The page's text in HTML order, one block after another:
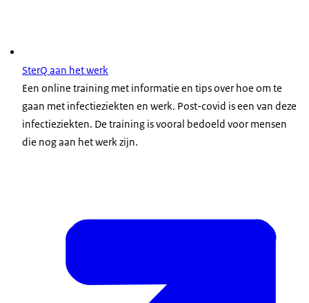
SterQ aan het werk
Een online training met informatie en tips over hoe om te
gaan met infectieziekten en werk. Post-covid is een van deze
infectieziekten. De training is vooral bedoeld voor mensen
die nog aan het werk zijn.